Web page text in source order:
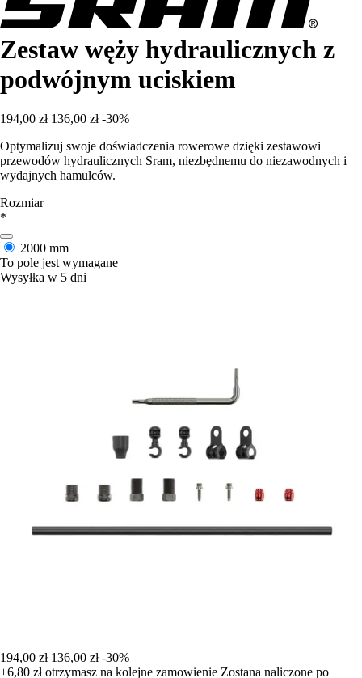
Zestaw węży hydraulicznych z
podwójnym uciskiem
194,00 zł 136,00 zł -30%
Optymalizuj swoje doświadczenia rowerowe dzięki zestawowi
przewodów hydraulicznych Sram, niezbędnemu do niezawodnych i
wydajnych hamulców.
Rozmiar
*
2000 mm
To pole jest wymagane
Wysyłka w 5 dni
194,00 zł 136,00 zł -30%
+6,80 złotrzymasz na kolejne zamowienie Zostana naliczone po